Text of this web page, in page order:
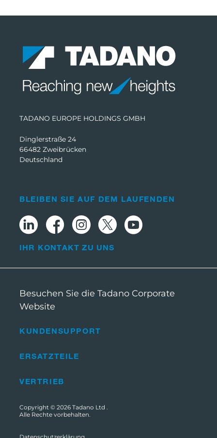
TADANO EUROPE HOLDINGS GMBH
Dinglerstraße 24
66482 Zweibrücken
Deutschland
KUNDENSUPPORT
ERSATZTEILE
VERTRIEB
BLEIBEN SIE AUF DEM LAUFENDEN
IHR KONTAKT ZU UNS
Besuchen Sie die Tadano Corporate
Website
Copyright © 2026 Tadano Ltd .
Alle Rechte vorbehalten.